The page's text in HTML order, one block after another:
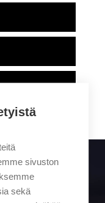
sivuston
sekä